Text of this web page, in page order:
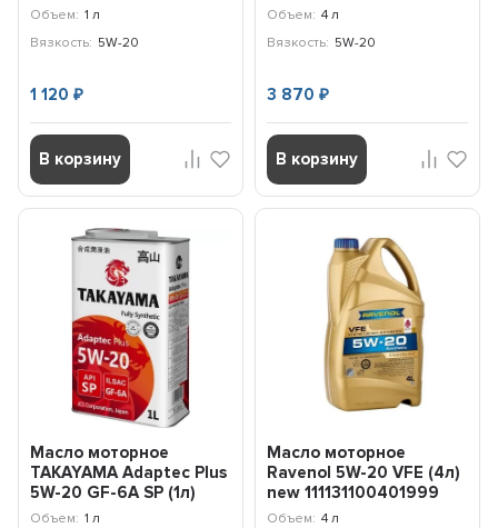
Объем: 1 л
Вязкость: 5W-20
1 120₽
В корзину
Объем: 4 л
Вязкость: 5W-20
3 870 ₽
В корзину
Масло моторное
TAKAYAMA Adaptec Plus
5W-20 GF-6А SР (1л)
605588
Объем: 1 л
Масло моторное
Ravenol 5W-20 VFE (4л)
new 111131100401999
Объем: 4 л